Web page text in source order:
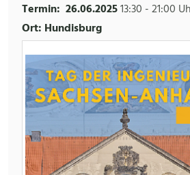
Termin: 26.06.202513:30 -21:00
Ort: Hundisburg